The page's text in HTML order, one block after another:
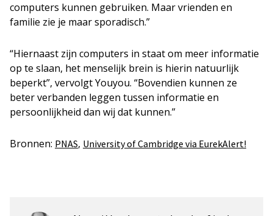
computers kunnen gebruiken. Maar vrienden en
familie zie je maar sporadisch.”
“Hiernaast zijn computers in staat om meer informatie
op te slaan, het menselijk brein is hierin natuurlijk
beperkt”, vervolgt Youyou. “Bovendien kunnen ze
beter verbanden leggen tussen informatie en
persoonlijkheid dan wij dat kunnen.”
Bronnen: PNAS, University of Cambridge via EurekAlert!